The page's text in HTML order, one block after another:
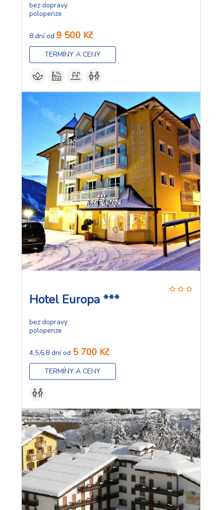
bez dopravy
polopenze
8 dní od 9 500 Kč
TERMÍNY A CENY
Hotel Europa ***
bez dopravy
polopenze
4,5,6,8 dní od 5 700 Kč
TERMÍNY A CENY